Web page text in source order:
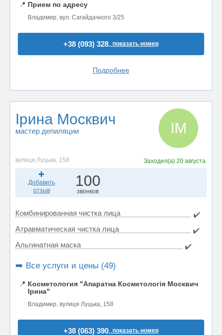
📍 Прием по адресу
Владимир, вул. Сагайдачного 3/25
+38 (093) 328..показать номер
Подробнее
Ірина Москвич
мастер депиляции ІМ
вулиця Луцька, 158 Заходил(а)20 августа
Добавить
отзыв
100
звонков
Комбинированная чистка лица
✔️
Атравматическая чистка лица
✔️
Альгинатная маска
✔️
➡️ Все услуги и цены (49)
📍 Косметология "Апаратна Косметологія Москвич
Ірина"
Владимир, вулиця Луцька, 158
+38 (063) 390..показать номер